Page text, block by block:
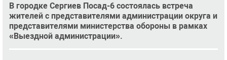
В городке Сергиев Посад-6 состоялась встреча
жителей с представителями администрации округа и
представителями министерства обороны в рамках
«Выездной администрации».